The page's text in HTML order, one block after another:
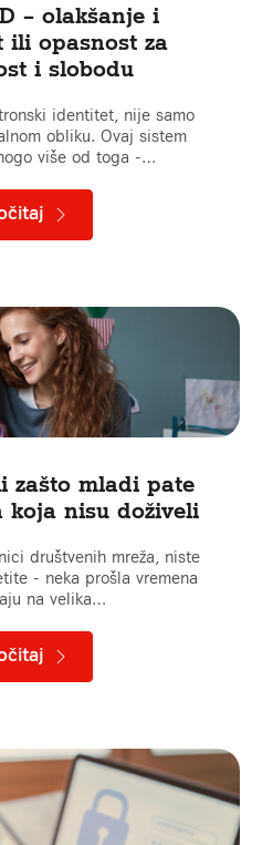
– olakšanje i
ili opasnost za
i slobodu
identitet, nije samo
obliku. Ovaj sistem
više od toga -…
zašto mladi pate
koja nisu doživeli
društvenih mreža, niste
- neka prošla vremena
na velika…